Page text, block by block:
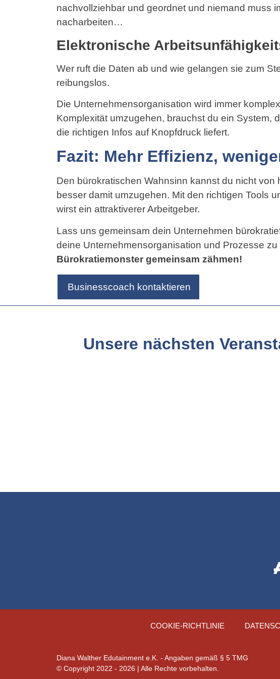
nachvollziehbar und geordnet und niemand muss
nacharbeiten…
Elektronische
Wer ruft die Daten ab und wie gelangen sie zum
reibungslos.
Die Unternehmensorganisation wird immer
Komplexität umzugehen, brauchst du ein System,
die richtigen Infos auf Knopfdruck liefert.
Fazit: Mehr Effizienz,
Den bürokratischen Wahnsinn kannst du nicht
besser damit umzugehen. Mit den richtigen Tools
wirst ein attraktiverer Arbeitgeber.
Lass uns gemeinsam dein Unternehmen
deine Unternehmensorganisation und Prozesse zu
Bürokratiemonster gemeinsam zähmen!
Businesscoach kontaktieren
Unsere nächsten
COOKIE-RICHTLINIE
Diana Walther Edutainment e.K. - Angaben gemäß § 5 TMG
© Copyright 2022 - 2026 | Alle Rechte vorbehalten.